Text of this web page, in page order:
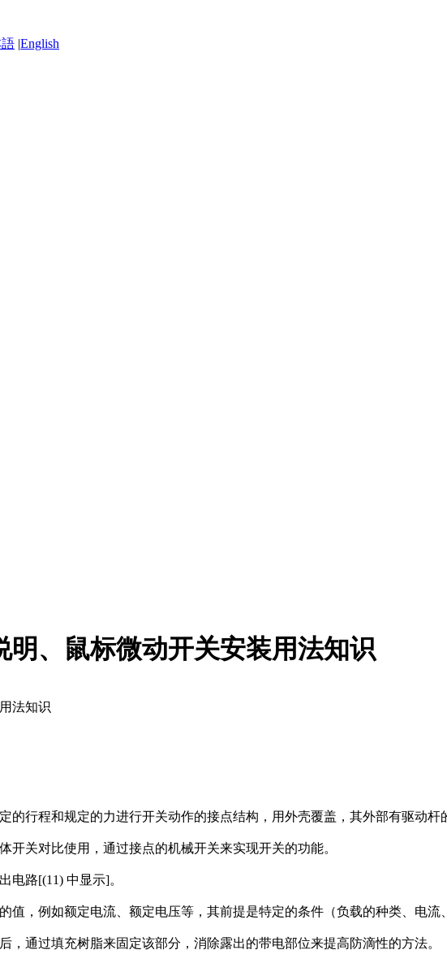
語 |English
、鼠标微动开关安装用法知识
法知识
的行程和规定的力进行开关动作的接点结构，用外壳覆盖，其外部有驱动
开关对比使用，通过接点的机械开关来实现开关的功能。
电路[(11) 中显示]。
值，例如额定电流、额定电压等，其前提是特定的条件（负载的种类、电
，通过填充树脂来固定该部分，消除露出的带电部位来提高防滴性的方法。